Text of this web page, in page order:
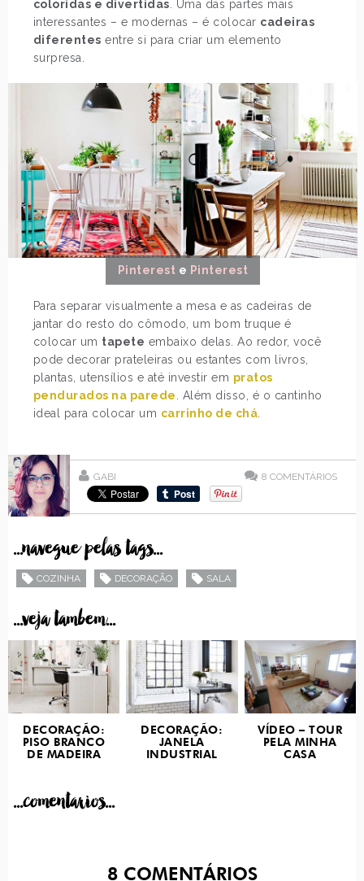
coloridas e divertidas . Uma das partes mais
interessantes – e modernas – é colocar cadeiras
diferentes entre si para criar um elemento
surpresa.
Pinterest e Pinterest
Para separar visualmente a mesa e as cadeiras de
jantar do resto do cômodo, um bom truque é
colocar um tapete embaixo delas. Ao redor, você
pode decorar prateleiras ou estantes com livros,
plantas, utensílios e até investir em pratos
pendurados na parede
. Além disso, é o cantinho
ideal para colocar um carrinho de chá
GABI 8 COMENTÁRIOS
...navegue pelas tags...
COZINHA DECORAÇÃO SALA
...veja tambem...
DECORAÇÃO:
PISO BRANCO
DE MADEIRA
DECORAÇÃO:
JANELA
INDUSTRIAL
VÍDEO – TOUR
PELA MINHA
CASA
...comentarios...
8COMENTÁRIOS